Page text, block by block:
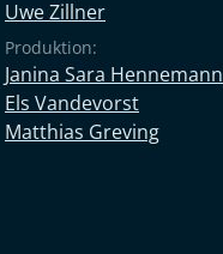
Uwe Zillner
Produktion:
Janina Sara Hennemann
Els Vandevorst
Matthias Greving